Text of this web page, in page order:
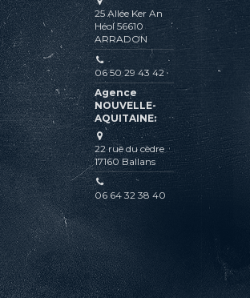
25 Allée Ker An
Héol 56610
ARRADON
06 50 29 43 42
Agence
NOUVELLE-
AQUITAINE:
22 rue du cèdre
17160 Ballans
06 64 32 38 40